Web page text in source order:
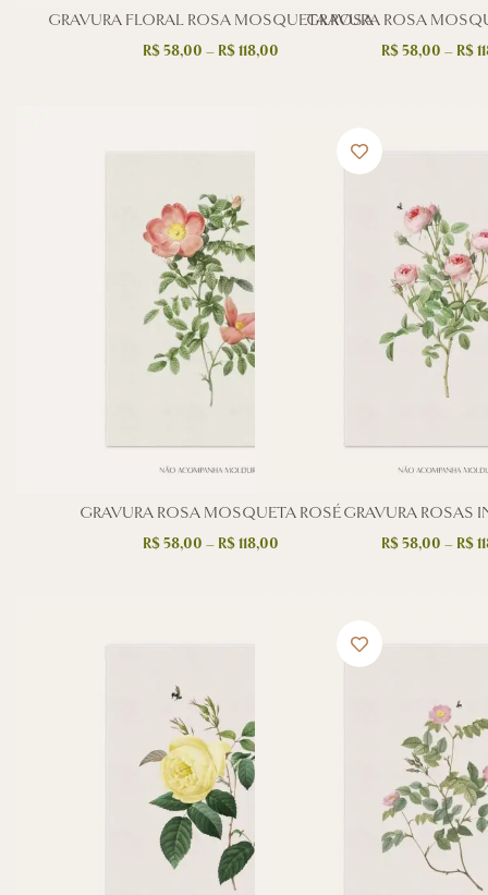
GRAVURA FLORAL ROSA MOSQUETA ROSA
R$58,00 – R$118,00
GRAVURA ROSA
R$58,00 – R$
GRAVURA ROSA MOSQUETA ROSÉ
R$58,00 – R$118,00
GRAVURA ROSAS
R$58,00 – R$